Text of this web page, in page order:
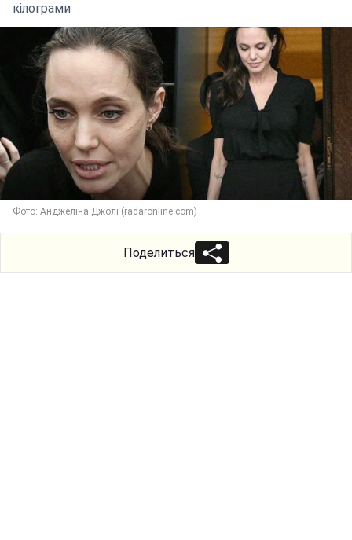
кілограми
Фото: Анджеліна Джолі (radaronline.com)
Поделиться